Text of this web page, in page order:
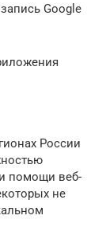
Google
России
помощи веб-
не